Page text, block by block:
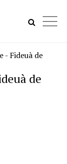
- Fideuà de
de